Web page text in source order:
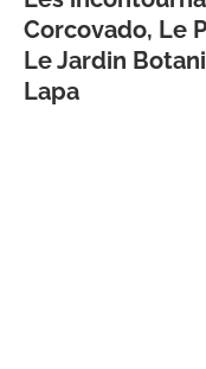
Corcovado, Le
Le Jardin
Lapa